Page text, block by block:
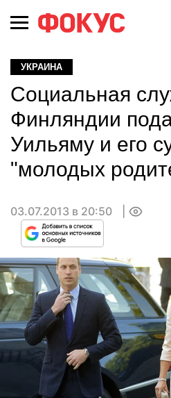
УКРАИНА
Социальная
Финляндии
Уильяму и его
"молодых
03.07.2013 в 20:50